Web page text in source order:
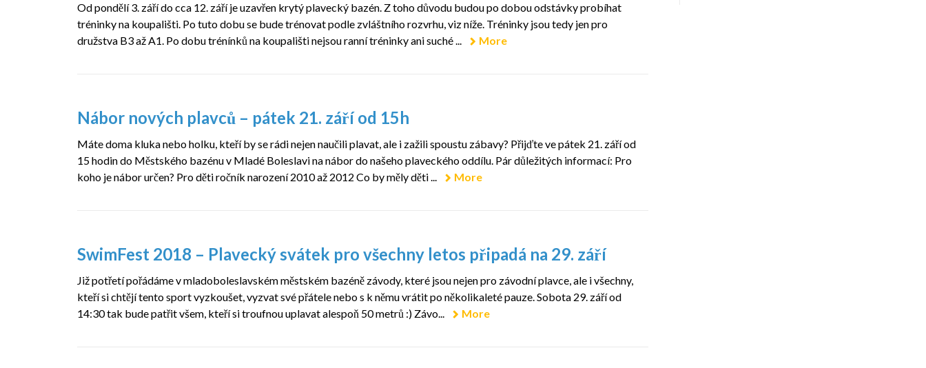
Od pondělí 3. září do cca 12. září je uzavřen krytý plavecký bazén. Z toho důvodu budou po dobou odstávky probíhat
tréninky na koupališti. Po tuto dobu se bude trénovat podle zvláštního rozvrhu, viz níže. Tréninky jsou tedy jen pro
družstva B3 až A1. Po dobu trénínků na koupališti nejsou ranní tréninky ani suché ...
More
Nábor nových plavců – pátek 21. září od 15h
Máte doma kluka nebo holku, kteří by se rádi nejen naučili plavat, ale i zažili spoustu zábavy? Přijďte ve pátek 21. září od
15 hodin do Městského bazénu v Mladé Boleslavi na nábor do našeho plaveckého oddílu. Pár důležitých informací: Pro
koho je nábor určen? Pro děti ročník narození 2010 až 2012 Co by měly děti ...
More
SwimFest 2018 – Plavecký svátek pro všechny letos připadá na 29. září
Již potřetí pořádáme v mladoboleslavském městském bazéně závody, které jsou nejen pro závodní plavce, ale i všechny,
kteří si chtějí tento sport vyzkoušet, vyzvat své přátele nebo s k němu vrátit po několikaleté pauze. Sobota 29. září od
14:30 tak bude patřit všem, kteří si troufnou uplavat alespoň 50 metrů :) Závo...
More